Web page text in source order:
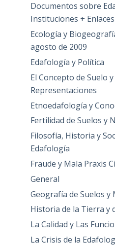
Documentos sobre
Instituciones + Enlaces
Ecología y
agosto de 2009
Edafología y Política
El Concepto de Suelo y
Representaciones
Etnoedafología y
Fertilidad de Suelos y
Filosofía, Historia y
Edafología
Fraude y Mala Praxis
General
Geografía de Suelos y
Historia de la Tierra y
La Calidad y Las
La Crisis de la